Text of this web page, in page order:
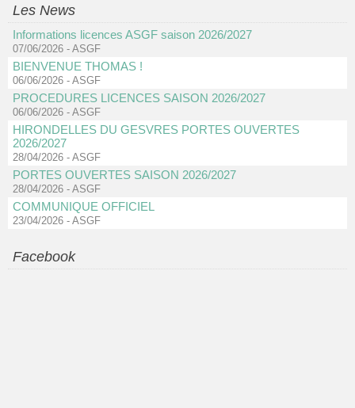
Les News
Informations licences ASGF saison 2026/2027
07/06/2026 - ASGF
BIENVENUE THOMAS !
06/06/2026 - ASGF
PROCEDURES LICENCES SAISON 2026/2027
06/06/2026 - ASGF
HIRONDELLES DU GESVRES PORTES OUVERTES
2026/2027
28/04/2026 - ASGF
PORTES OUVERTES SAISON 2026/2027
28/04/2026 - ASGF
COMMUNIQUE OFFICIEL
23/04/2026 - ASGF
Facebook